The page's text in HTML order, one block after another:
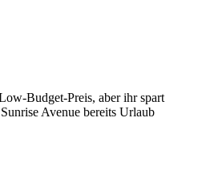
Budget-Preis, aber ihr spart
Avenue bereits Urlaub